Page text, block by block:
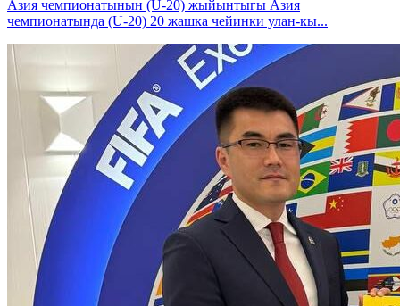
Азия чемпионатынын (U-20) жыйынтыгы Азия
чемпионатында (U-20) 20 жашка чейинки улан-кы...